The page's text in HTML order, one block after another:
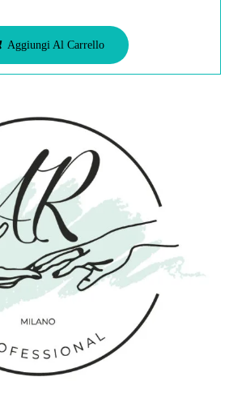
Aggiungi Al Carrello